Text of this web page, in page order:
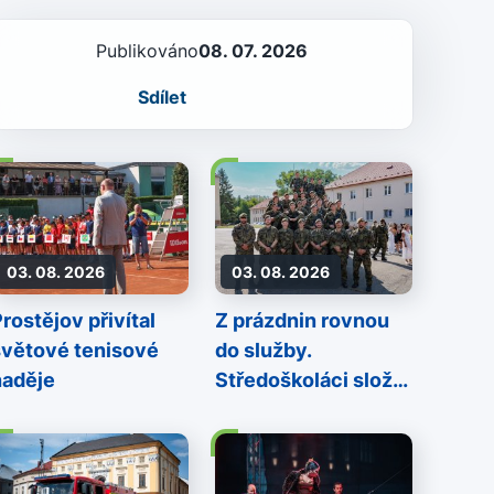
Publikováno08. 07. 2026
Sdílet
03. 08. 2026
přivítal
tenisové
03. 08. 2026
Z prázdnin rovnou
do služby.
Středoškoláci složili